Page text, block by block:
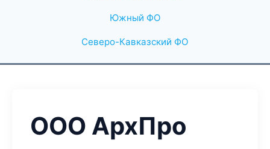
Южный ФО
Северо-Кавказский ФО
ООО АрхПро